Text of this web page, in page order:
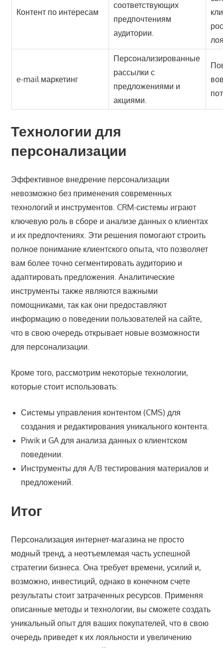
Контент по интересам
соответствующих
предпочтениям
аудитории.
e-mail маркетинг
Персонализированные
рассылки с
предложениями и
акциями.
Технологии для
персонализации
Эффективное внедрение персонализации
невозможно без применения современных
технологий и инструментов. CRM-системы играют
ключевую роль в сборе и анализе данных о клиентах
и их предпочтениях. Эти решения помогают строить
полное понимание клиентского опыта, что позволяет
вам более точно сегментировать аудиторию и
адаптировать предложения. Аналитические
инструменты также являются важными
помощниками, так как они предоставляют
информацию о поведении пользователей на сайте,
что в свою очередь открывает новые возможности
для персонализации.
Кроме того, рассмотрим некоторые технологии,
которые стоит использовать:
Системы управления контентом (CMS) для
создания и редактирования уникального контента.
Piwik и GA для анализа данных о клиентском
поведении.
Инструменты для A/B тестирования материалов и
предложений.
Итог
Персонализация интернет-магазина не просто
модный тренд, а неотъемлемая часть успешной
стратегии бизнеса. Она требует времени, усилий и,
возможно, инвестиций, однако в конечном счете
результаты стоит затраченных ресурсов. Применяя
описанные методы и технологии, вы сможете создать
уникальный опыт для ваших покупателей, что в свою
очередь приведет к их лояльности и увеличению